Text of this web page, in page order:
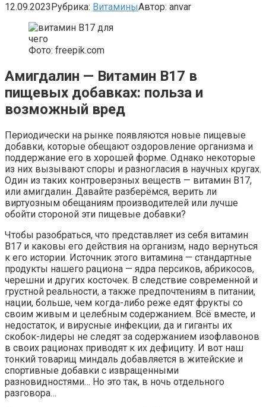
12.09.2023Рубрика: ВитаминыАвтор: anvar
Фото: freepik.com
Амигдалин — Витамин B17 в
пищевых добавках: польза и
возможный вред
Периодически на рынке появляются новые пищевые
добавки, которые обещают оздоровление организма и
поддержание его в хорошей форме. Однако некоторые
из них вызывают споры и разногласия в научных кругах.
Один из таких контроверзных веществ — витамин В17,
или амигдалин. Давайте разберёмся, верить ли
виртуозным обещаниям производителей или лучше
обойти стороной эти пищевые добавки?
Чтобы разобраться, что представляет из себя витамин
В17 и каковы его действия на организм, надо вернуться
к его истории. Источник этого витамина — стандартные
продукты нашего рациона — ядра персиков, абрикосов,
черешни и других косточек. В следствие современной и
грустной реальности, а также предпочтениям в питании,
нации, больше, чем когда-либо реже едят фрукты со
своим живым и целебным содержанием. Всё вместе, и
недостаток, и вирусные инфекции, да и гиганты их
скобок-лидеры не следят за содержанием изофлавонов
в своих рационах приводят к их дефициту. И вот наш
тонкий товарищ миндаль добавляется в житейские и
спортивные добавки с извращенными
разновидностями… Но это так, в ночь отдельного
разговора…